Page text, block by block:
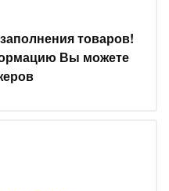
товаров!
Вы можете